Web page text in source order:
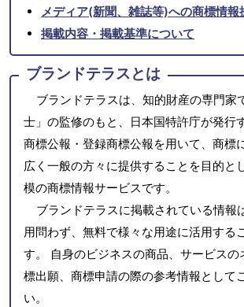
メディア(新聞、雑誌等)への商標情報
掲載内容・掲載基準について
ブランドテラスとは
ブランドテラスは、知的財産の専門家
士」の監修のもと、日本国特許庁が発行
商標公報・登録商標公報を用いて、商標
広く一般の方々に提供することを目的と
模の商標情報サービスです。
ブランドテラスに掲載されている情報
用問わず、無料で様々な用途に活用する
す。 自身のビジネスの商品、サービスの
標出願、商標申請の際の参考情報として
い。